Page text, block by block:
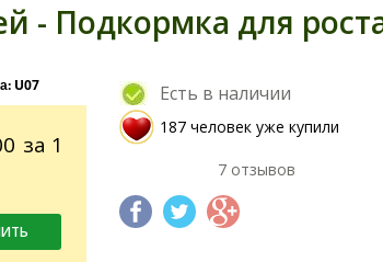
- Подкормка для
U07
за 1
Есть в наличии
187 человек уже купили
7 отзывов